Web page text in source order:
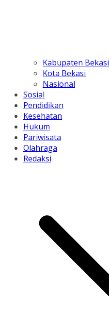
Kabupaten Bekasi
Kota Bekasi
Nasional
Sosial
Pendidikan
Kesehatan
Hukum
Pariwisata
Olahraga
Redaksi